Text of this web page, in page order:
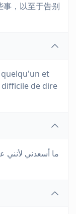
事，以至于告别
quelqu'un et
de dire
ما أسعدني لأنني